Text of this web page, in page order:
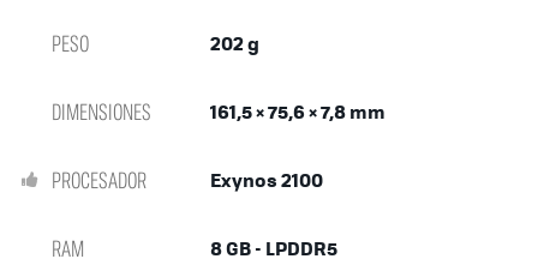
PESO 202 g
DIMENSIONES 161,5 × 75,6 × 7,8 mm
PROCESADOR Exynos 2100
RAM 8 GB - LPDDR5